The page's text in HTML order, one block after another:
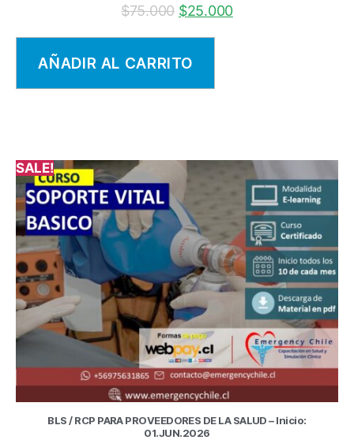
$75.000 $25.000
AÑADIR AL CARRITO
SALE!
BLS / RCP PARA PROVEEDORES DE LA SALUD – Inicio:
01.JUN.2026